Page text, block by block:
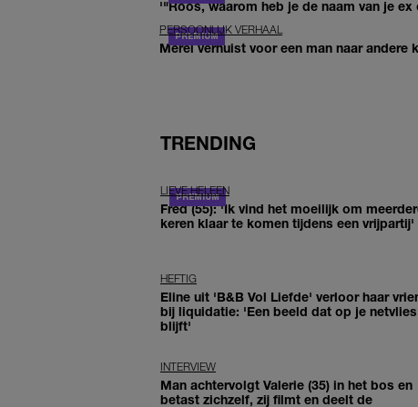
'"Roos, waarom heb je de naam van je
PERSOONLIJK VERHAAL
Merel verhuist voor een man naar
TRENDING
LIEVE HELEEN
Fred (55): 'Ik vind het moeilijk om
keren klaar te komen tijdens een vrijpartij'
HEFTIG
Eline uit 'B&B Vol Liefde' verloor haar
bij liquidatie: 'Een beeld dat op je netvlies
blijft'
INTERVIEW
Man achtervolgt Valerie (35) in het bos en
betast zichzelf, zij filmt en deelt de